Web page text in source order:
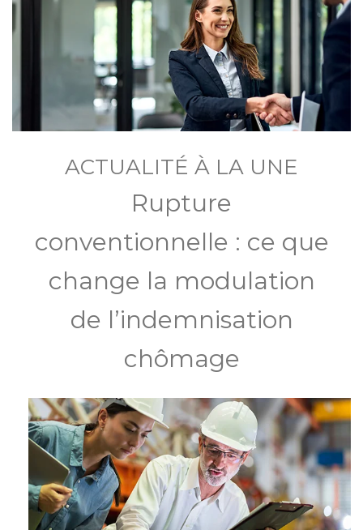
ACTUALITÉ À LA UNE
Rupture
conventionnelle : ce que
change la modulation
de l’indemnisation
chômage